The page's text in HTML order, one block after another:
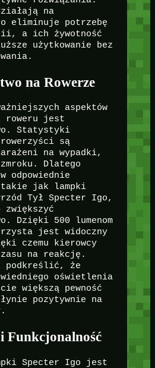
na
eliminuje potrzebę
a ich żywotność
użytkowanie bez
na Rowerze
aspektów
roweru jest
Statystyki
są
na wypadki,
Dlatego
odpowiednie
jak lampki
Tył Specter Igo,
zwiększyć
Dzięki 500 lumenom
jest widoczny
czemu kierowcy
na reakcję.
podkreślić, że
oświetlenia
większą pewność
pozytywnie na
Funkcjonalność
Specter Igo jest